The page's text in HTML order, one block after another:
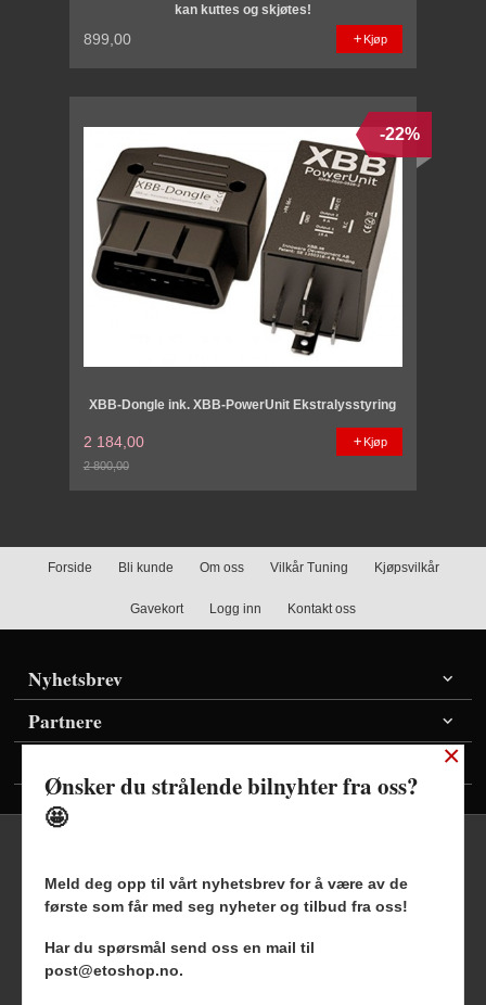
kan kuttes og skjøtes!
899,00 Kjøp
XBB-Dongle ink. XBB-PowerUnit Ekstralysstyring
2 184,00
2 800,00
-22%
Kjøp
Forside Bli kunde Om oss Vilkår Tuning Kjøpsvilkår
Gavekort Logg inn Kontakt oss
Nyhetsbrev
Partnere
Frakt Kjøpsbetingelser Sikkerhet og personvern
Nyhetsbrev Blogg
×
Ønsker du strålende bilnyhter fra oss?
🤩
Meld deg opp til vårt nyhetsbrev for å være av de
første som får med seg nyheter og tilbud fra oss!
Har du spørsmål send oss en mail til
post@etoshop.no.